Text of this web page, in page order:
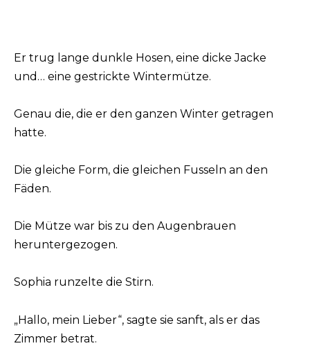
Er trug lange dunkle Hosen, eine dicke Jacke
und… eine gestrickte Wintermütze.
Genau die, die er den ganzen Winter getragen
hatte.
Die gleiche Form, die gleichen Fusseln an den
Fäden.
Die Mütze war bis zu den Augenbrauen
heruntergezogen.
Sophia runzelte die Stirn.
„Hallo, mein Lieber“, sagte sie sanft, als er das
Zimmer betrat.